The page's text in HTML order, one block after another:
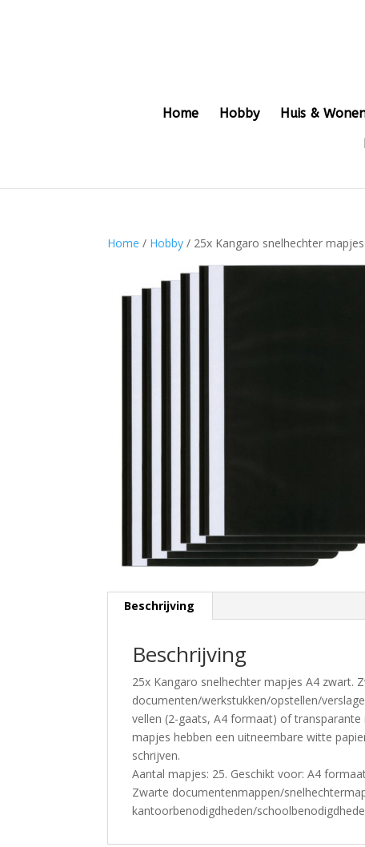
Home Hobby Huis &
Home / Hobby / 25x Kangaro snelhechter
Beschrijving
Beschrijving
25x Kangaro snelhechter mapjes A4 zwart.
documenten/werkstukken/opstellen/
vellen (2-gaats, A4 formaat) of
mapjes hebben een uitneembare witte
schrijven.
Aantal mapjes: 25. Geschikt voor: A4
Zwarte documentenmappen/
kantoorbenodigdheden/